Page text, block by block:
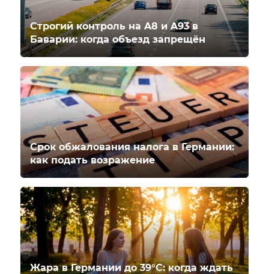
Строгий контроль на A8 и A93 в
Баварии: когда объезд запрещён
Срок обжалования налога в Германии:
как подать возражение
Жара в Германии до 39°C: когда ждать